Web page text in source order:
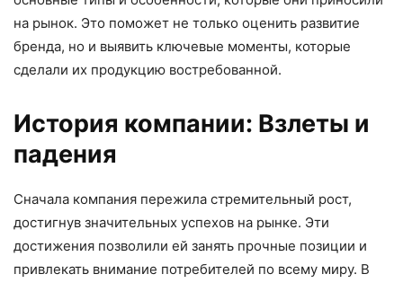
на рынок. Это поможет не только оценить развитие
бренда, но и выявить ключевые моменты, которые
сделали их продукцию востребованной.
История компании: Взлеты и
падения
Сначала компания пережила стремительный рост,
достигнув значительных успехов на рынке. Эти
достижения позволили ей занять прочные позиции и
привлекать внимание потребителей по всему миру. В